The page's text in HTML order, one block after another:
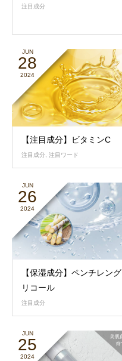
注目成分
JUN
28
2024
【注目成分】ビタミンC
注目成分 注目ワード
JUN
26
2024
【保湿成分】ペンチレング
リコール
注目成分
JUN
25
2024